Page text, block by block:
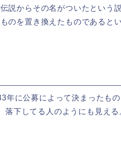
説からその名がついたという説
のを置き換えたものであると
年に公募によって決まったも
落下してる人のようにも見える